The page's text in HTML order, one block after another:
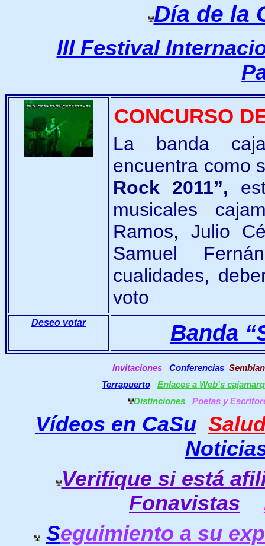
Día de la
III Festival
CONCURSO
La banda
encuentra como
Rock 2011”,
musicales
Ramos, Julio
Samuel
cualidades,
voto
Deseo votar Banda
Invitaciones Conferencias
Terrapuerto
Enlaces a Web's
Distinciones
Poetas y
Vídeos en CaSu
Verifique si está
Fonavistas
Seguimiento a su